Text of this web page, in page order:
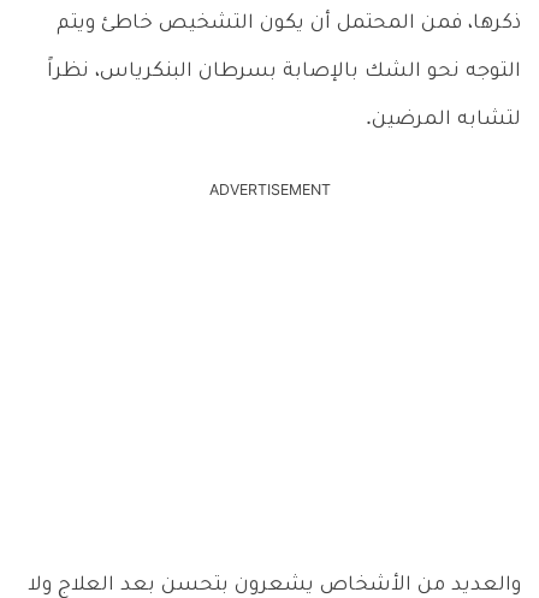
ذكرها، فمن المحتمل أن يكون التشخيص خاطئ ويتم
التوجه نحو الشك بالإصابة بسرطان البنكرياس، نظراً
لتشابه المرضين.
ADVERTISEMENT
والعديد من الأشخاص يشعرون بتحسن بعد العلاج ولا